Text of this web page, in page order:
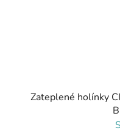
Zateplené holínky